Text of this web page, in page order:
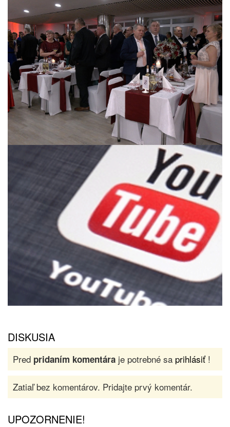
DISKUSIA
Pred pridaním komentára je potrebné sa prihlásiť!
Zatiaľ bez komentárov. Pridajte prvý komentár.
UPOZORNENIE!